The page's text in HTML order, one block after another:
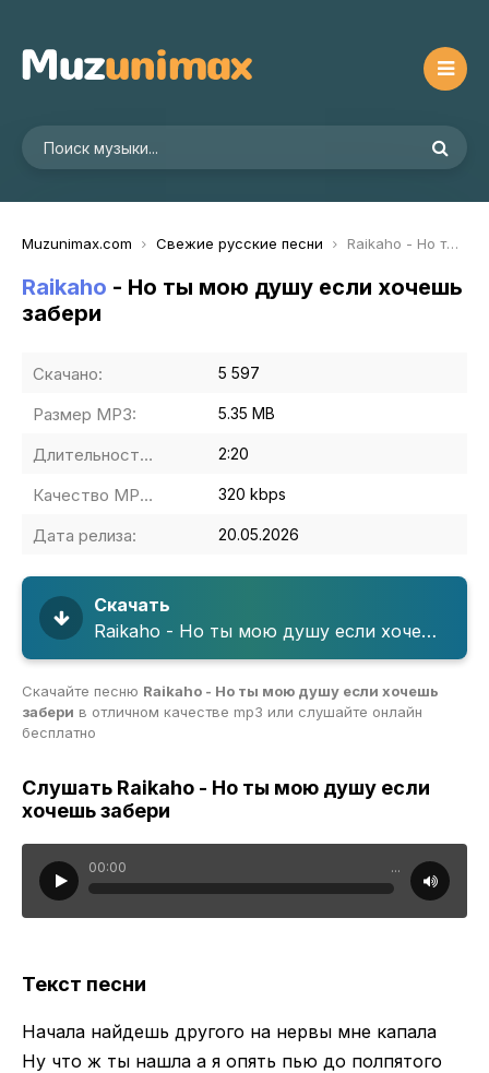
Muzunimax.com Свежие русские песни Raikaho - Но ты мою душу если хочешь забери
Raikaho - Но ты мою душу если хочешь
забери
Скачано: 5 597
Размер MP3: 5.35 MB
Длительность MP3: 2:20
Качество MP3: 320 kbps
Дата релиза: 20.05.2026
Скачать
Raikaho - Но ты мою душу если хочешь забери
Скачайте песню Raikaho - Но ты мою душу если хочешь
забери в отличном качестве mp3 или слушайте онлайн
бесплатно
Слушать Raikaho - Но ты мою душу если
хочешь забери
00:00 ...
Текст песни
Начала найдешь другого на нервы мне капала
Ну что ж ты нашла а я опять пью до полпятого